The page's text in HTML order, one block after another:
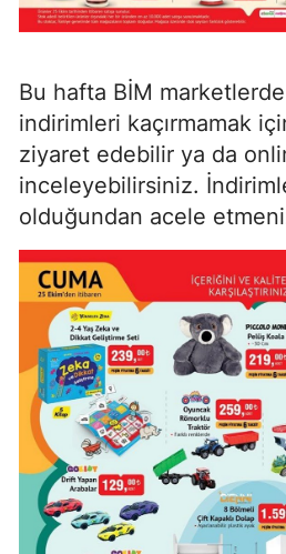
Bu hafta BİM
indirimleri kaçırmamak
ziyaret edebilir ya da
inceleyebilirsiniz.
olduğundan acele